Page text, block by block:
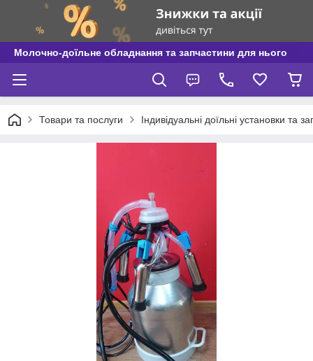
Молочно-доїльне обладнання та запчастини для нього
Товари та послуги Індивідуальні доїльні установки та